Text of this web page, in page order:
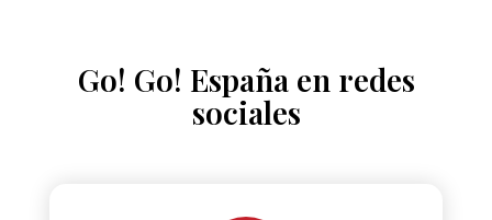
Go! Go! España en redes
sociales